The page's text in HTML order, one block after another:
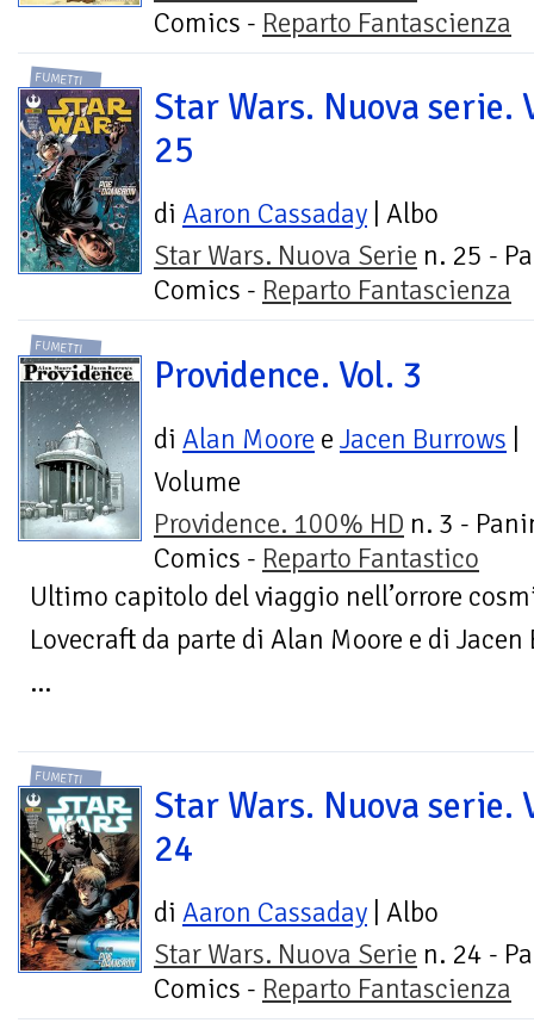
Comics - Reparto Fantascienza
FUMETTI
Star Wars. Nuova serie.
25
di Aaron Cassaday | Albo
Star Wars. Nuova Serie n. 25 -
Comics - Reparto Fantascienza
FUMETTI
Providence. Vol. 3
di Alan Moore e Jacen Burrows
Volume
Providence. 100% HD n. 3 -
Comics - Reparto Fantastico
Ultimo capitolo del viaggio nell’orrore
Lovecraft da parte di Alan Moore e di Jacen
...
FUMETTI
Star Wars. Nuova serie.
24
di Aaron Cassaday | Albo
Star Wars. Nuova Serie n. 24 -
Comics - Reparto Fantascienza